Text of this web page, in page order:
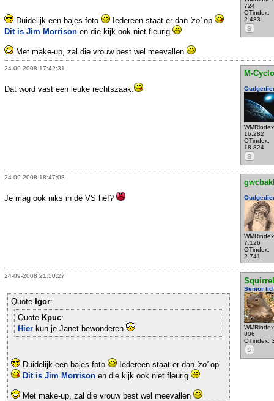
724
OTindex:
2.483
S
Duidelijk een bajes-foto Iedereen staat er dan 'zo'op
Dit is Jim Morrison en die kijk ook niet fleurig
Met make-up, zal die vrouw best wel meevallen
24-09-2008 17:42:31
M-
16.282
OTindex:
18.824
S
Dat word vast een leuke rechtszaak.
24-09-2008 18:47:08
7.126
OTindex:
2.741
Je mag ook niks in de VS hè!?
24-09-2008 21:50:27
Squirrel
Senior lid
806
OTindex:
S
Quote Igor:
Quote Kpuc:
Hier kun je Janet bewonderen
Duidelijk een bajes-foto Iedereen staat er dan 'zo'op
Dit is Jim Morrison en die kijk ook niet fleurig
Met make-up, zal die vrouw best wel meevallen